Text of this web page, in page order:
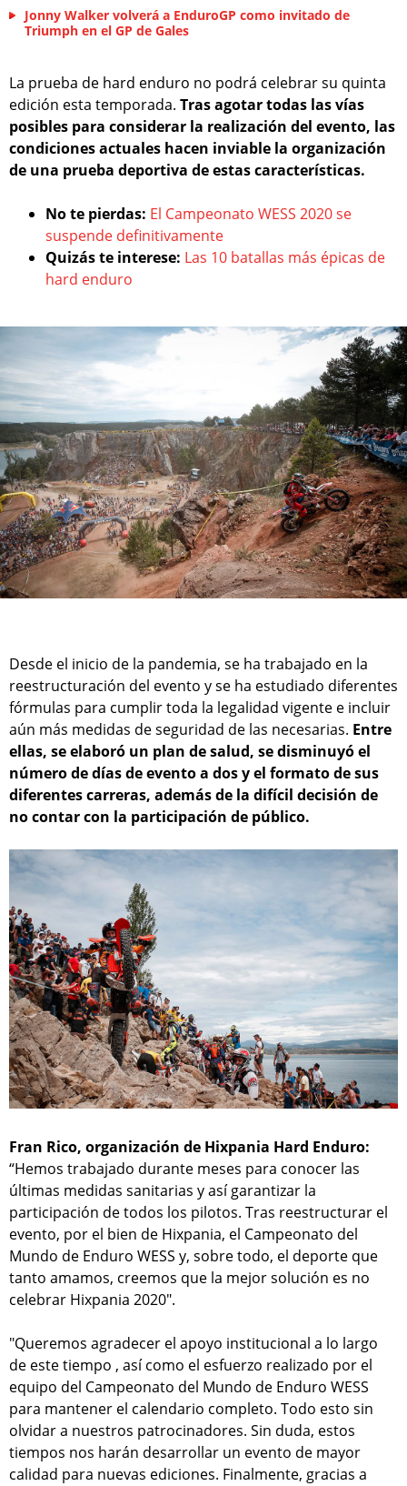
Jonny Walker volverá a EnduroGP como invitado de
Triumph en el GP de Gales
La prueba de hard enduro no podrá celebrar su quinta
edición esta temporada. Tras agotar todas las vías
posibles para considerar la realización del evento, las
condiciones actuales hacen inviable la organización
de una prueba deportiva de estas características.
No te pierdas: El Campeonato WESS 2020 se
suspende definitivamente
Quizás te interese: Las 10 batallas más épicas de
hard enduro
Desde el inicio de la pandemia, se ha trabajado en la
reestructuración del evento y se ha estudiado diferentes
fórmulas para cumplir toda la legalidad vigente e incluir
aún más medidas de seguridad de las necesarias. Entre
ellas, se elaboró un plan de salud, se disminuyó el
número de días de evento a dos y el formato de sus
diferentes carreras, además de la difícil decisión de
no contar con la participación de público.
Fran Rico, organización de Hixpania Hard Enduro:
“Hemos trabajado durante meses para conocer las
últimas medidas sanitarias y así garantizar la
participación de todos los pilotos. Tras reestructurar el
evento, por el bien de Hixpania, el Campeonato del
Mundo de Enduro WESS y, sobre todo, el deporte que
tanto amamos, creemos que la mejor solución es no
celebrar Hixpania 2020".
"Queremos agradecer el apoyo institucional a lo largo
de este tiempo , así como el esfuerzo realizado por el
equipo del Campeonato del Mundo de Enduro WESS
para mantener el calendario completo. Todo esto sin
olvidar a nuestros patrocinadores. Sin duda, estos
tiempos nos harán desarrollar un evento de mayor
calidad para nuevas ediciones. Finalmente, gracias a